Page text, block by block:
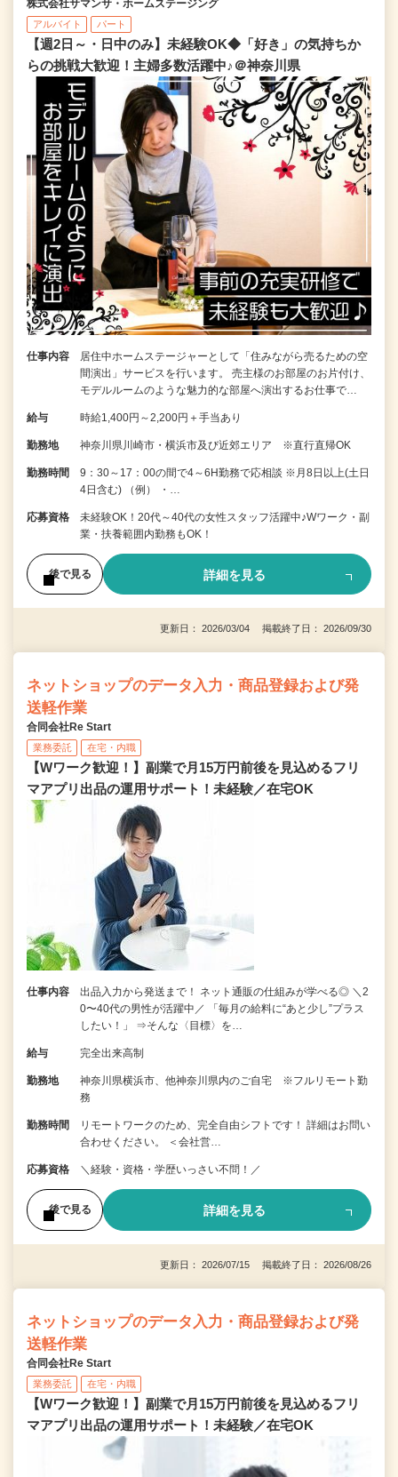
株式会社サマンサ・ホームステージング
アルバイト パート
【週2日～・日中のみ】未経験OK◆「好き」の気持ちか
らの挑戦大歓迎！主婦多数活躍中♪＠神奈川県
仕事内容
居住中ホームステージャーとして「住みながら売るための空
間演出」サービスを行います。 売主様のお部屋のお片付け、
モデルルームのような魅力的な部屋へ演出するお仕事で…
給与 時給1,400円～2,200円＋手当あり
勤務地 神奈川県川崎市・横浜市及び近郊エリア ※直行直帰OK
勤務時間
9：30～17：00の間で4～6H勤務で応相談 ※月8日以上(土日
4日含む) （例） ・…
応募資格
未経験OK！20代～40代の女性スタッフ活躍中♪Wワーク・副
業・扶養範囲内勤務もOK！
後で見る 詳細を見る
更新日： 2026/03/04 掲載終了日： 2026/09/30
ネットショップのデータ入力・商品登録および発
送軽作業
合同会社Re Start
業務委託 在宅・内職
【Wワーク歓迎！】副業で月15万円前後を見込めるフリ
マアプリ出品の運用サポート！未経験／在宅OK
仕事内容
出品入力から発送まで！ ネット通販の仕組みが学べる◎ ＼2
0〜40代の男性が活躍中／ 「毎月の給料に“あと少し”プラス
したい！」 ⇒そんな〈目標〉を…
給与 完全出来高制
勤務地
神奈川県横浜市、他神奈川県内のご自宅 ※フルリモート勤
務
勤務時間
リモートワークのため、完全自由シフトです！ 詳細はお問い
合わせください。 ＜会社営…
応募資格 ＼経験・資格・学歴いっさい不問！／
後で見る 詳細を見る
更新日： 2026/07/15 掲載終了日： 2026/08/26
ネットショップのデータ入力・商品登録および発
送軽作業
合同会社Re Start
業務委託 在宅・内職
【Wワーク歓迎！】副業で月15万円前後を見込めるフリ
マアプリ出品の運用サポート！未経験／在宅OK